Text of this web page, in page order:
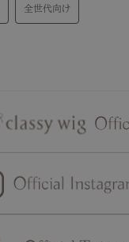
全世代向け